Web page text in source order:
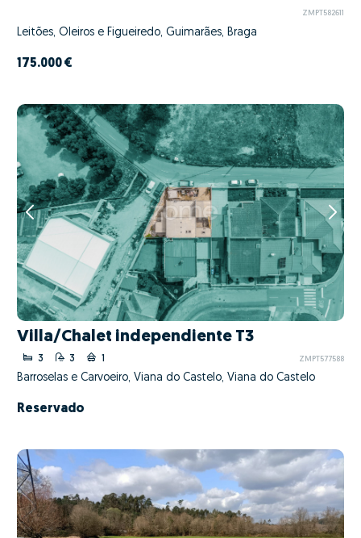
ZMPT582611
Leitões, Oleiros e Figueiredo, Guimarães, Braga
175.000 €
Villa/Chalet independiente T3
3 3 1 ZMPT577588
Barroselas e Carvoeiro, Viana do Castelo, Viana do Castelo
Reservado